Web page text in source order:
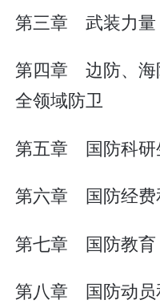
第三章 武装力量
第四章 边防、海
全领域防卫
第五章 国防科研
第六章 国防经费
第七章 国防教育
第八章 国防动员